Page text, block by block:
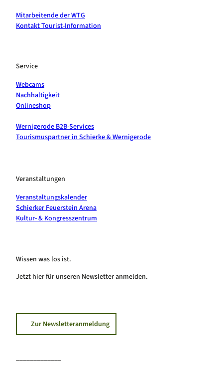
Mitarbeitende der WTG
Kontakt Tourist-Information
Service
Webcams
Nachhaltigkeit
Onlineshop
Wernigerode B2B-Services
Tourismuspartner in Schierke & Wernigerode
Veranstaltungen
Veranstaltungskalender
Schierker Feuerstein Arena
Kultur- & Kongresszentrum
Wissen was los ist.
Jetzt hier für unseren Newsletter anmelden.
Zur Newsletteranmeldung